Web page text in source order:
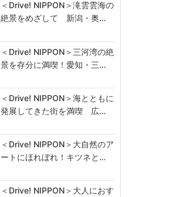
＜Drive! NIPPON＞滝雲雲海の
絶景をめざして 新潟・奥…
＜Drive! NIPPON＞三河湾の絶
景を存分に満喫！愛知・三…
＜Drive! NIPPON＞海とともに
発展してきた街を満喫 広…
＜Drive! NIPPON＞大自然のア
ートにほれぼれ！キツネと…
＜Drive! NIPPON＞大人におす